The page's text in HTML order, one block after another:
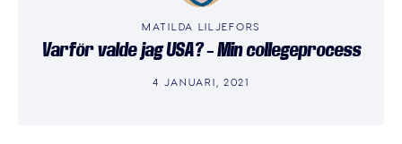
MATILDA LILJEFORS
Varför valde jag USA? – Min collegeprocess
4 JANUARI, 2021